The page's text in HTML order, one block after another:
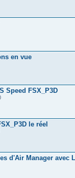
en vue
Speed FSX_P3D
le réel
d'Air Manager avec